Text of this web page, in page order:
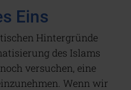
Eins
Hintergründe
des Islams
versuchen, eine
Wenn wir